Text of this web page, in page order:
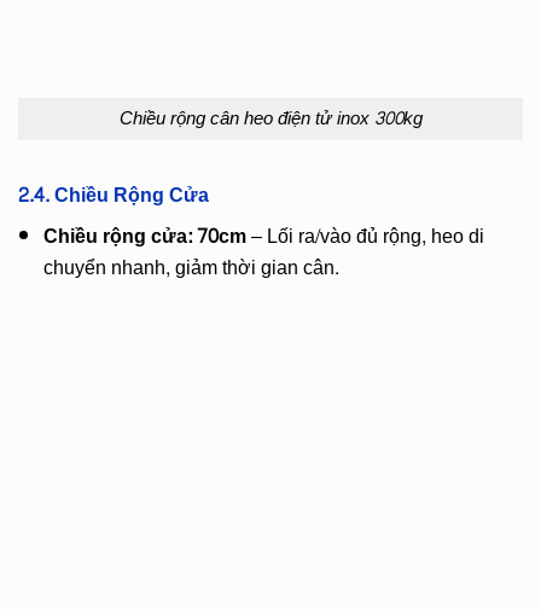
Chiều rộng cân heo điện tử inox 300kg
2.4. Chiều Rộng Cửa
Chiều rộng cửa: 70cm– Lối ra/vào đủ rộng, heo di
chuyển nhanh, giảm thời gian cân.